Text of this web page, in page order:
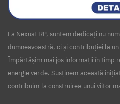
La NexusERP, suntem dedicați nu
dumneavoastră, ci și contribuției la
Împărtășim mai jos informații în timp
energie verde. Susținem această
contribuim la construirea unui viitor